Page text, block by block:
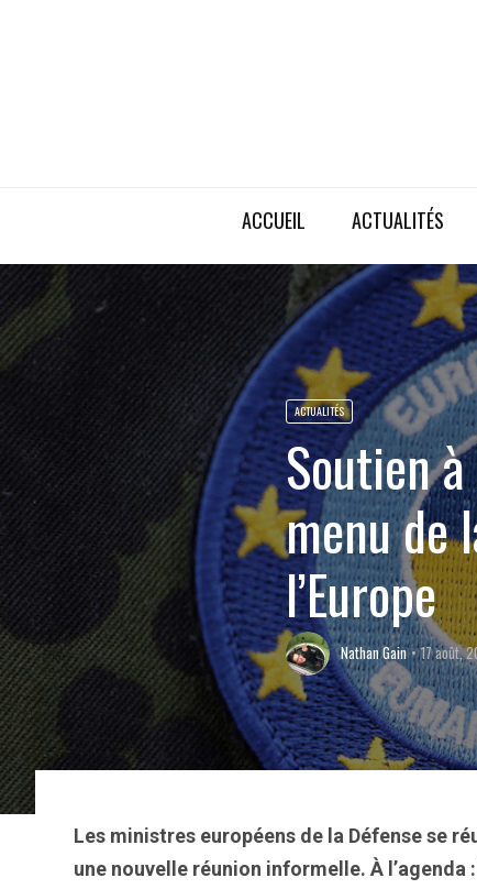
ACCUEIL ACTUALITÉS
ACTUALITÉS
Soutien
menu de
l’Europe
Nathan Gain 17 août,
Les ministres européens de la Défense se
une nouvelle réunion informelle. À